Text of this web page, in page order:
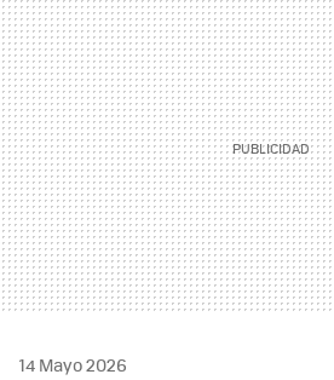
14 Mayo 2026